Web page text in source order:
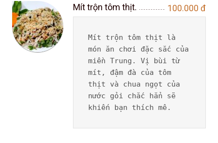
100.000 đ
Mít trộn tôm thịt.
Mít trộn tôm thịt là
món ăn chơi đặc sắc của
miền Trung. Vị bùi từ
mít, đậm đà của tôm
thịt và chua ngọt của
nước gỏi chắc hẳn sẽ
khiến bạn thích mê.